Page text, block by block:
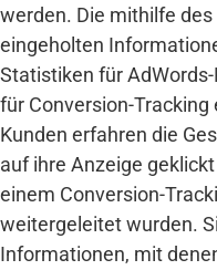
werden. Die mithilfe
eingeholten
Statistiken für
für Conversion-
Kunden erfahren die
auf ihre Anzeige
einem Conversion-
weitergeleitet wurden.
Informationen, mit